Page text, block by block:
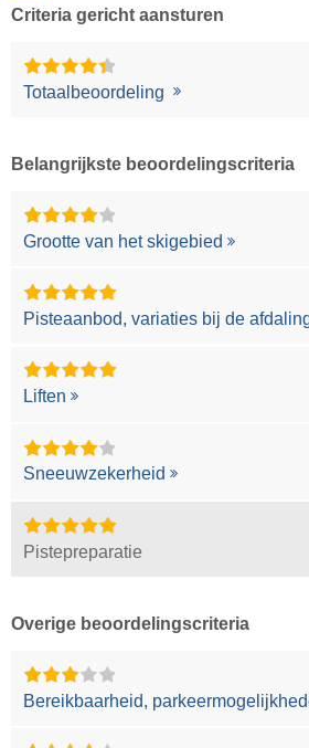
Criteria gericht aansturen
Totaalbeoordeling
Belangrijkste beoordelingscriteria
Grootte van het skigebied
Pisteaanbod, variaties bij de
Liften
Sneeuwzekerheid
Pistepreparatie
Overige beoordelingscriteria
Bereikbaarheid,